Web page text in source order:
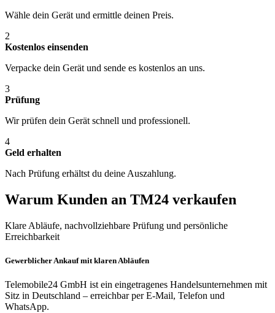
Wähle dein Gerät und ermittle deinen Preis.
2
Kostenlos einsenden
Verpacke dein Gerät und sende es kostenlos an uns.
3
Prüfung
Wir prüfen dein Gerät schnell und professionell.
4
Geld erhalten
Nach Prüfung erhältst du deine Auszahlung.
Warum Kunden an TM24 verkaufen
Klare Abläufe, nachvollziehbare Prüfung und persönliche
Erreichbarkeit
Gewerblicher Ankauf mit klaren Abläufen
Telemobile24 GmbH ist ein eingetragenes Handelsunternehmen mit
Sitz in Deutschland – erreichbar per E-Mail, Telefon und
WhatsApp.